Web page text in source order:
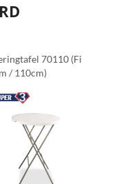
70110 (fi
/ 110cm)